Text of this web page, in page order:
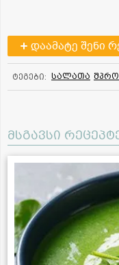
დაამატე შენი
ტეგები: სალათა
მსგავსი